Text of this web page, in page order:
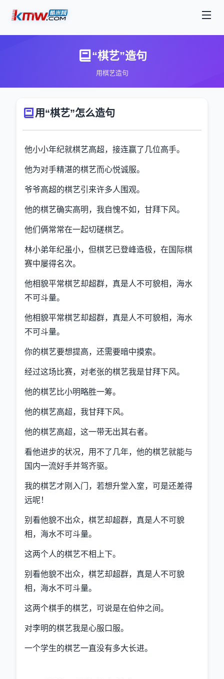
“棋艺”造句
用棋艺造句
用“棋艺”怎么造句
他小小年纪就棋艺高超，接连赢了几位高手。
他为对手精湛的棋艺而心悦诚服。
爷爷高超的棋艺引来许多人围观。
他的棋艺确实高明，我自愧不如，甘拜下风。
他们俩常常在一起切磋棋艺。
林小弟年纪虽小，但棋艺已登峰造极，在国际棋
赛中屡得名次。
他相貌平常棋艺却超群，真是人不可貌相，海水
不可斗量。
他相貌平常棋艺却超群，真是人不可貌相，海水
不可斗量。
你的棋艺要想提高，还需要暗中摸索。
经过这场比赛，对老张的棋艺我是甘拜下风。
他的棋艺比小明略胜一筹。
他的棋艺高超，我甘拜下风。
他的棋艺高超，这一带无出其右者。
看他进步的状况，用不了几年，他的棋艺就能与
国内一流好手并驾齐驱。
我的棋艺才刚入门，若想升堂入室，可是还差得
远呢！
别看他貌不出众，棋艺却超群，真是人不可貌
相，海水不可斗量。
这两个人的棋艺不相上下。
别看他貌不出众，棋艺却超群，真是人不可貌
相，海水不可斗量。
这两个棋手的棋艺，可说是在伯仲之间。
对李明的棋艺我是心服口服。
一个学生的棋艺一直没有多大长进。